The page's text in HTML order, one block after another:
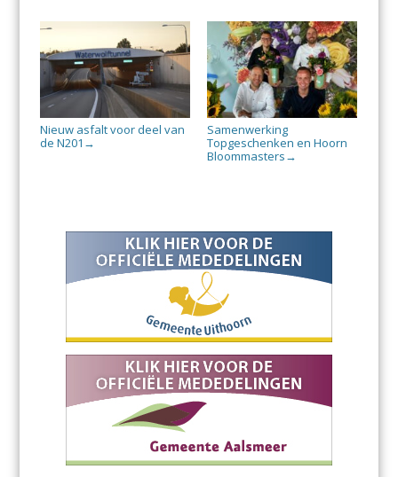
Nieuw asfalt voor deel van
de N201 →
Samenwerking
Topgeschenken en Hoorn
Bloommasters →